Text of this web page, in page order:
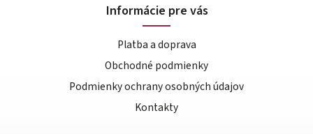
Informácie pre vás
Platba a doprava
Obchodné podmienky
Podmienky ochrany osobných údajov
Kontakty